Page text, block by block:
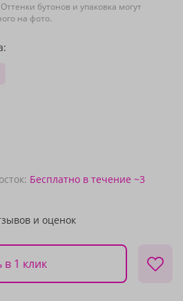
бутонов и упаковка могут
на фото.
Бесплатно в течение ~3
и оценок
в 1 клик